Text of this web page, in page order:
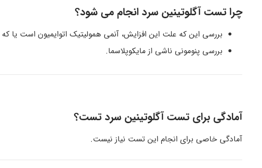
چرا تست آگلوتینین سرد انجام می شود؟
بررسی این که علت این افزایش، آنمی همولیتیک اتوایمیون است یا
بررسی پنومونی ناشی از مایکوپلاسما.
آمادگی برای تست آگلوتینین سرد تست؟
آمادگی خاصی برای انجام این تست نیاز نیست.